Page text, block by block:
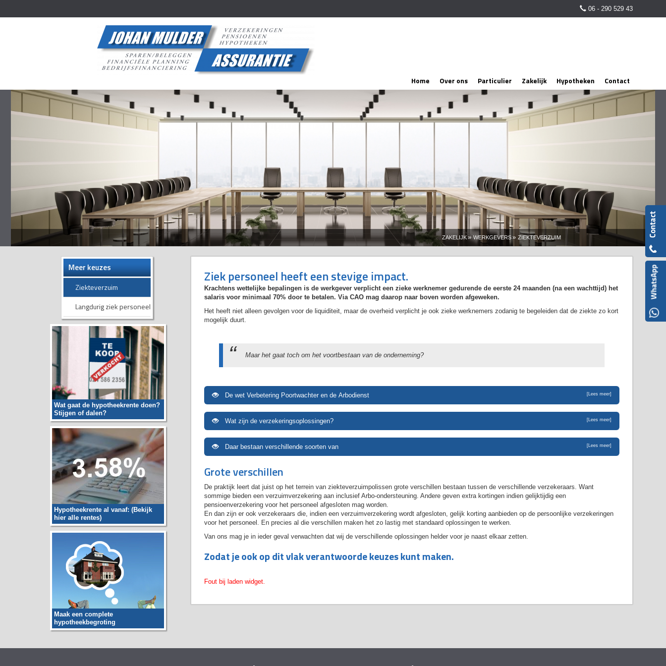
06 - 290 529 43
Home Over ons Particulier Zakelijk Hypotheken Contact
ZAKELIJK» WERKGEVERS» ZIEKTEVERZUIM
Meer keuzes
Ziekteverzuim
Langdurig ziek personeel
Wat gaat de hypotheekrente doen?
Stijgen of dalen?
Hypotheekrente al vanaf: (Bekijk
hier alle rentes)
Maak een complete
hypotheekbegroting
Ziek personeel heeft een stevige impact.
Krachtens wettelijke bepalingen is de werkgever verplicht een zieke werknemer gedurende de eerste 24 maanden (na een wachttijd) het
salaris voor minimaal 70% door te betalen. Via CAO mag daarop naar boven worden afgeweken.
Het heeft niet alleen gevolgen voor de liquiditeit, maar de overheid verplicht je ook zieke werknemers zodanig te begeleiden dat de ziekte zo kort
mogelijk duurt.
Maar het gaat toch om het voortbestaan van de onderneming?
De wet Verbetering Poortwachter en de Arbodienst [Lees meer]
Wat zijn de verzekeringsoplossingen? [Lees meer]
Daar bestaan verschillende soorten van [Lees meer]
Grote verschillen
De praktijk leert dat juist op het terrein van ziekteverzuimpolissen grote verschillen bestaan tussen de verschillende verzekeraars. Want
sommige bieden een verzuimverzekering aan inclusief Arbo-ondersteuning. Andere geven extra kortingen indien gelijktijdig een
pensioenverzekering voor het personeel afgesloten mag worden.
En dan zijn er ook verzekeraars die, indien een verzuimverzekering wordt afgesloten, gelijk korting aanbieden op de persoonlijke verzekeringen
voor het personeel. En precies al die verschillen maken het zo lastig met standaard oplossingen te werken.
Van ons mag je in ieder geval verwachten dat wij de verschillende oplossingen helder voor je naast elkaar zetten.
Zodat je ook op dit vlak verantwoorde keuzes kunt maken.
Fout bij laden widget.